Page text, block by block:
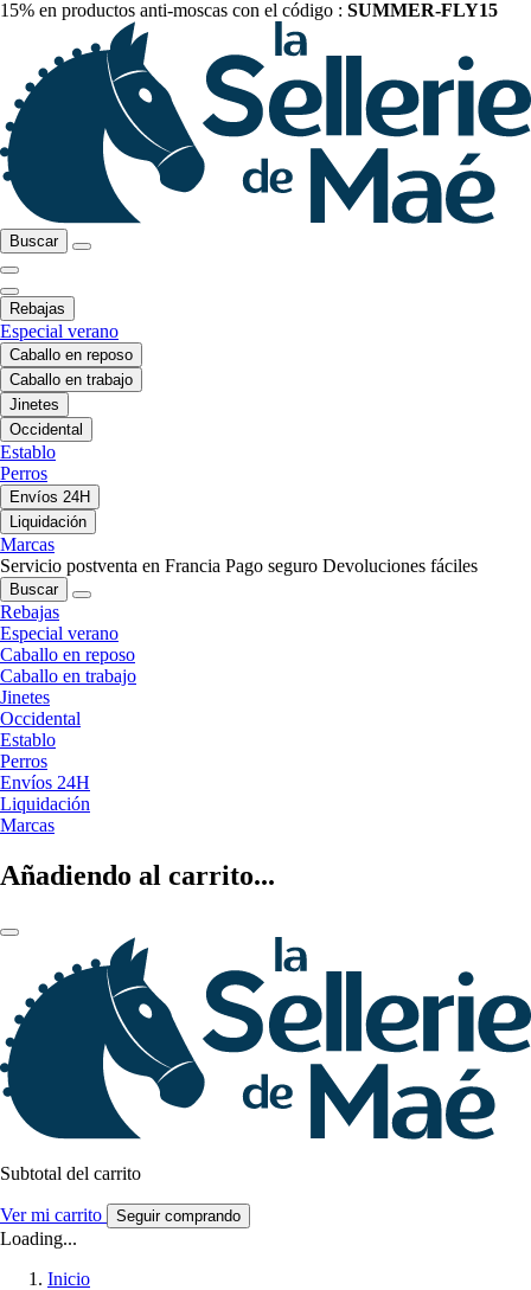
15% en productos anti-moscas con el código : SUMMER-FLY15
Buscar
Rebajas
Especial verano
Caballo en reposo
Caballo en trabajo
Jinetes
Occidental
Establo
Perros
Envíos 24H
Liquidación
Marcas
Servicio postventa en Francia Pago seguro Devoluciones fáciles
Buscar
Rebajas
Especial verano
Caballo en reposo
Caballo en trabajo
Jinetes
Occidental
Establo
Perros
Envíos 24H
Liquidación
Marcas
Añadiendo al carrito...
Subtotal del carrito
Ver mi carrito Seguir comprando
Loading...
Inicio